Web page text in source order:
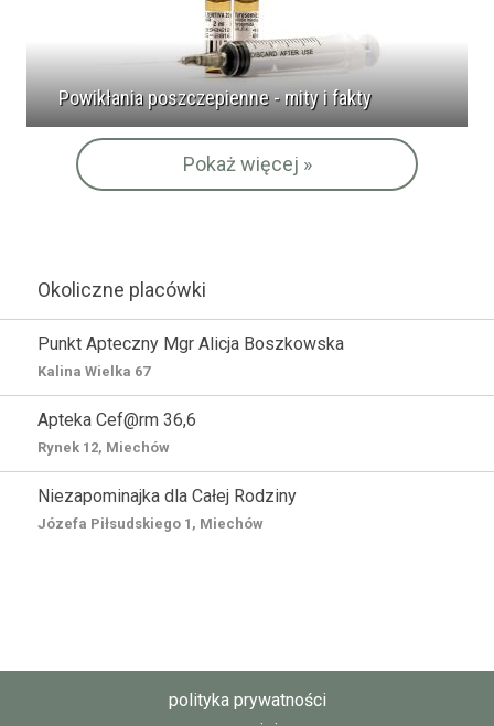
Powikłania poszczepienne - mity i fakty
Pokaż więcej »
Okoliczne placówki
Punkt Apteczny Mgr Alicja Boszkowska
Kalina Wielka 67
Apteka Cef@rm 36,6
Rynek 12, Miechów
Niezapominajka dla Całej Rodziny
Józefa Piłsudskiego 1, Miechów
polityka prywatności